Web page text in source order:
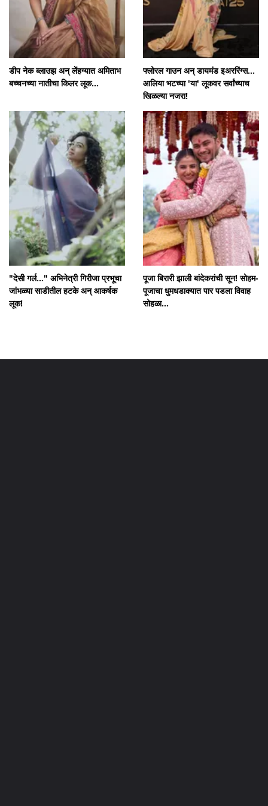
डीप नेक ब्लाउझ अन् लेंहग्यात अमिताभ
बच्चनच्या नातीचा किलर लूक...
फ्लोरल गाउन अन् डायमंड इअररिंग्स...
आलिया भटच्या 'या' लूकवर सर्वांच्याच
खिळल्या नजरा!
"देसी गर्ल..." अभिनेत्री गिरीजा प्रभूचा
जांभळ्या साडीतील हटके अन् आकर्षक
लूक!
पूजा बिरारी झाली बांदेकरांची सून! सोहम-
पूजाचा धुमधडाक्यात पार पडला विवाह
सोहळा...